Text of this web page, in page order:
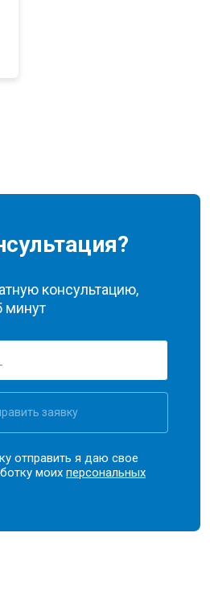
консультацию,
минут
заявку
отправить я даю свое
моихперсональных